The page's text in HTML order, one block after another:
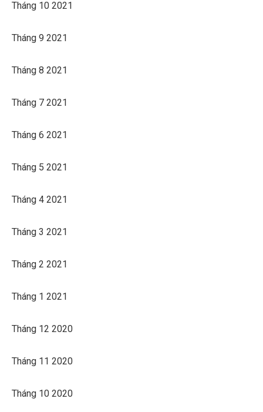
Tháng 10 2021
Tháng 9 2021
Tháng 8 2021
Tháng 7 2021
Tháng 6 2021
Tháng 5 2021
Tháng 4 2021
Tháng 3 2021
Tháng 2 2021
Tháng 1 2021
Tháng 12 2020
Tháng 11 2020
Tháng 10 2020